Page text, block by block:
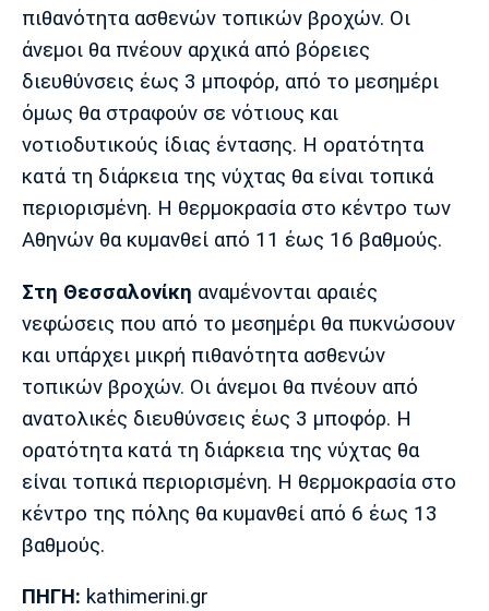
Μονακό
Ερυθρός
Αστέρας
Τότεναμ
Πόρτο Μπενφίκα
πιθανότητα ασθενών τοπικών βροχών. Οι
άνεμοι θα πνέουν αρχικά από βόρειες
διευθύνσεις έως 3 μποφόρ, από το μεσημέρι
όμως θα στραφούν σε νότιους και
νοτιοδυτικούς ίδιας έντασης. Η ορατότητα
κατά τη διάρκεια της νύχτας θα είναι τοπικά
περιορισμένη. Η θερμοκρασία στο κέντρο των
Αθηνών θα κυμανθεί από 11 έως 16 βαθμούς.
Στη Θεσσαλονίκη αναμένονται αραιές
νεφώσεις που από το μεσημέρι θα πυκνώσουν
και υπάρχει μικρή πιθανότητα ασθενών
τοπικών βροχών. Οι άνεμοι θα πνέουν από
ανατολικές διευθύνσεις έως 3 μποφόρ. Η
ορατότητα κατά τη διάρκεια της νύχτας θα
είναι τοπικά περιορισμένη. Η θερμοκρασία στο
κέντρο της πόλης θα κυμανθεί από 6 έως 13
βαθμούς.
ΠΗΓΗ: kathimerini.gr